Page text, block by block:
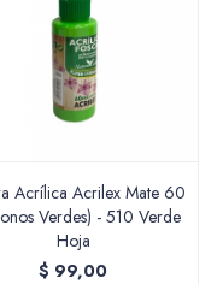
Acrílica Acrilex Mate 60
Verdes) - 510 Verde
Hoja
$ 99,00